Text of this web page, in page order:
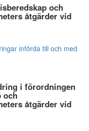
och
åtgärder vid
införda till och med
i förordningen
och
åtgärder vid